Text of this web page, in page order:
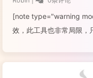
[note type="warning
效，此工具也非常局限，